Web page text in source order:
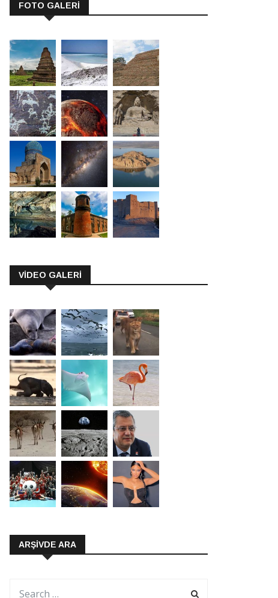
FOTO GALERİ
VİDEO GALERİ
ARŞIVDE ARA